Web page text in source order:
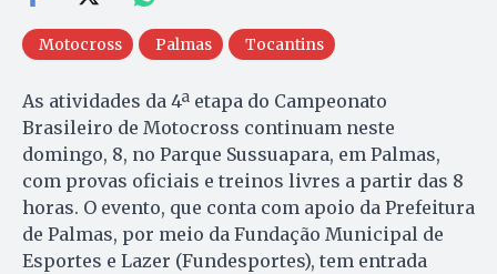
Motocross Palmas Tocantins
As atividades da 4ª etapa do Campeonato
Brasileiro de Motocross continuam neste
domingo, 8, no Parque Sussuapara, em Palmas,
com provas oficiais e treinos livres a partir das 8
horas. O evento, que conta com apoio da Prefeitura
de Palmas, por meio da Fundação Municipal de
Esportes e Lazer (Fundesportes), tem entrada